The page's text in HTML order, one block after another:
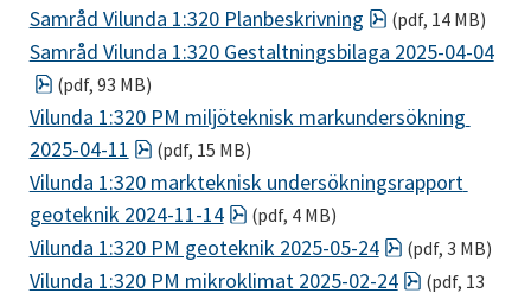
Samråd Vilunda 1:320 Planbeskrivning pdf, 14 MB.
(pdf, 14 MB)
Samråd Vilunda 1:320 Gestaltningsbilaga 2025-04-04
pdf, 93 MB.
(pdf, 93 MB)
Vilunda 1:320 PM miljöteknisk markundersökning
2025-04-11
pdf, 15 MB.
(pdf, 15 MB)
Vilunda 1:320 markteknisk undersökningsrapport
geoteknik 2024-11-14
pdf, 4 MB.
(pdf, 4 MB)
Vilunda 1:320 PM geoteknik 2025-05-24 pdf, 3 MB.
(pdf, 3 MB)
Vilunda 1:320 PM mikroklimat 2025-02-24 pdf, 13 MB.
(pdf, 13